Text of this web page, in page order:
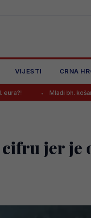
VIJESTI CRNA
bh. košarkaši večeras
jer je